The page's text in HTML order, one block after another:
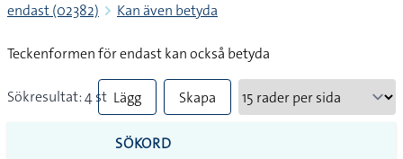
endast (02382) Kan även betyda
Teckenformen för endast kan också betyda
Sökresultat: 4 st Lägg
till
Skapa
SÖKORD